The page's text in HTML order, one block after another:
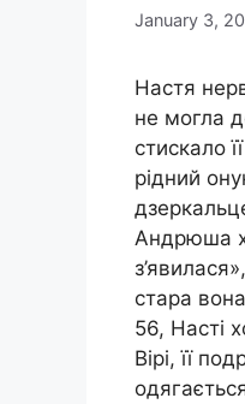
January 3,
Настя
не могла
стискало
рідний
Андрюша
стара
56, Насті
Вірі, її